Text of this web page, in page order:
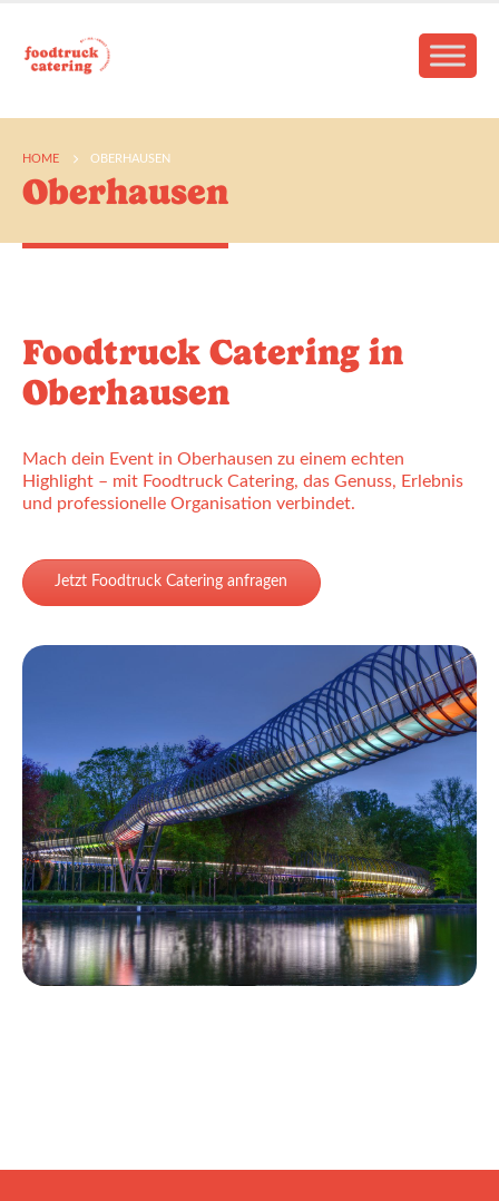
HOME OBERHAUSEN
Oberhausen
Foodtruck Catering in
Oberhausen
Mach dein Event in Oberhausen zu einem echten
Highlight – mit Foodtruck Catering, das Genuss, Erlebnis
und professionelle Organisation verbindet.
Jetzt Foodtruck Catering anfragen